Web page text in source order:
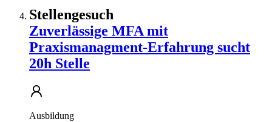
Stellengesuch
Zuverlässige MFA mit
Praxismanagment-Erfahrung sucht
20h Stelle
Ausbildung